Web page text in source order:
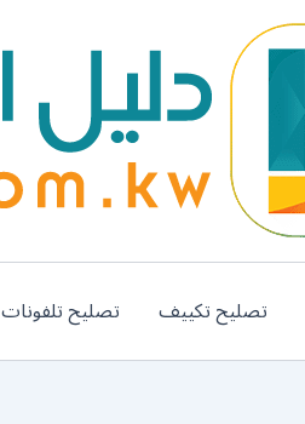
تصليح تكييف تصليح تلفونات